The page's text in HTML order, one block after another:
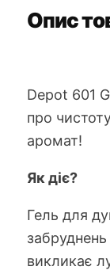
Опис
Depot 601
про
аромат!
Як діє?
Гель для
викликає